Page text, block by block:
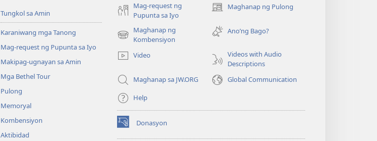
Tungkol sa Amin
Karaniwang mga Tanong
Mag-request ng Pupunta sa Iyo
Makipag-ugnayan sa Amin
Mga Bethel Tour
Pulong
Memoryal
Kombensiyon
Aktibidad
Mag-request ng
Pupunta sa Iyo
Maghanap ng Pulong
(may
na
bagong
window)
Maghanap ng
Kombensiyon
(may
na
window)
Ano’ng Bago?
Video
Videos with Audio
Descriptions
Maghanap sa JW.ORG
Global Communication
Help
Donasyon
(may
bubukas